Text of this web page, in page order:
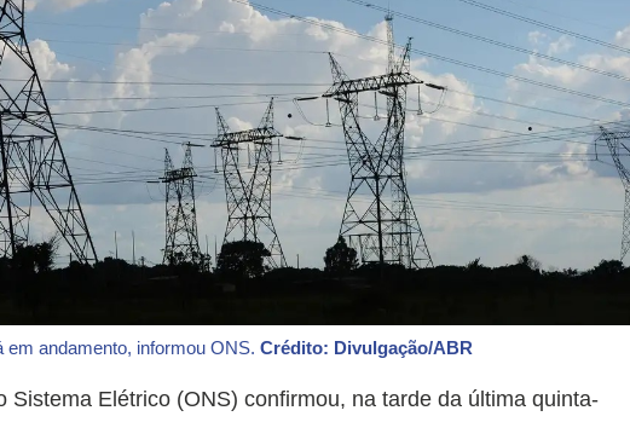
em andamento, informou ONS.Crédito: Divulgação/ABR
Sistema Elétrico (ONS) confirmou, na tarde da última quinta-